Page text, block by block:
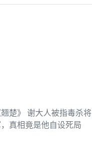
翘楚》 谢大人被指毒杀将
真相竟是他自设死局